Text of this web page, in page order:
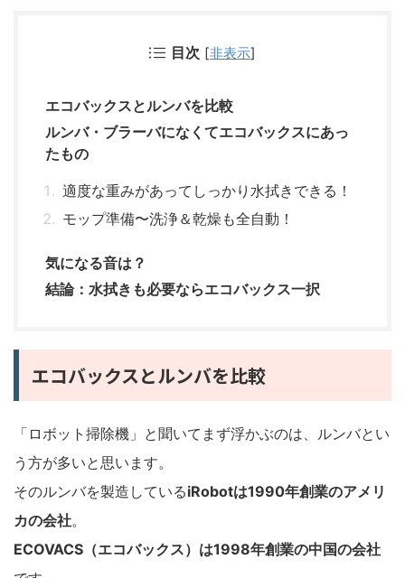
目次 [非表示]
エコバックスとルンバを比較
ルンバ・ブラーバになくてエコバックスにあっ
たもの
適度な重みがあってしっかり水拭きできる！
モップ準備〜洗浄＆乾燥も全自動！
気になる音は？
結論：水拭きも必要ならエコバックス一択
エコバックスとルンバを比較
「ロボット掃除機」と聞いてまず浮かぶのは、ルンバとい
う方が多いと思います。
そのルンバを製造しているiRobotは1990年創業のアメリ
カの会社。
ECOVACS（エコバックス）は1998年創業の中国の会社